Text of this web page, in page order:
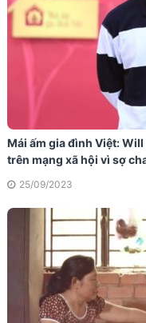
Mái ấm gia đình Việt:
trên mạng xã hội vì sợ
25/09/2023